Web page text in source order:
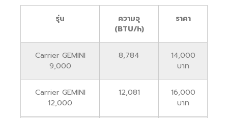
รุ่น
ความจุ
(BTU/h)
ราคา
Carrier GEMINI
9,000
8,784
14,000
บาท
Carrier GEMINI
12,000
12,081
16,000
บาท